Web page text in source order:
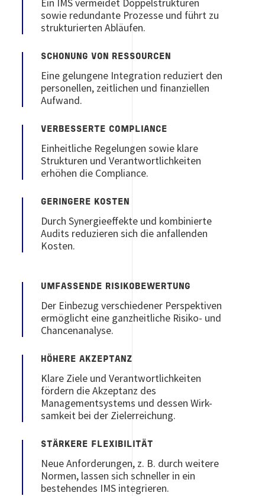
Ein IMS vermeidet Doppelstrukturen
sowie redundante Prozesse und führt zu
strukturierten Abläufen.
SCHONUNG VON RESSOURCEN
Eine gelungene Integration reduziert den
personellen, zeitlichen und finanziellen
Aufwand.
VERBESSERTE COMPLIANCE
Einheitliche Regelungen sowie klare
Strukturen und Verantwortlichkeiten
erhöhen die Compliance.
GERINGERE KOSTEN
Durch Synergieeffekte und kombinierte
Audits reduzieren sich die anfallenden
Kosten.
UMFASSENDE RISIKOBEWERTUNG
Der Einbezug verschiedener Perspektiven
ermöglicht eine ganzheitliche Risiko- und
Chancenanalyse.
HÖHERE AKZEPTANZ
Klare Ziele und Verantwortlichkeiten
fördern die Akzeptanz des
Managementsystems und dessen Wirk-
samkeit bei der Zielerreichung.
STÄRKERE FLEXIBILITÄT
Neue Anforderungen, z. B. durch weitere
Normen, lassen sich schneller in ein
bestehendes IMS integrieren.